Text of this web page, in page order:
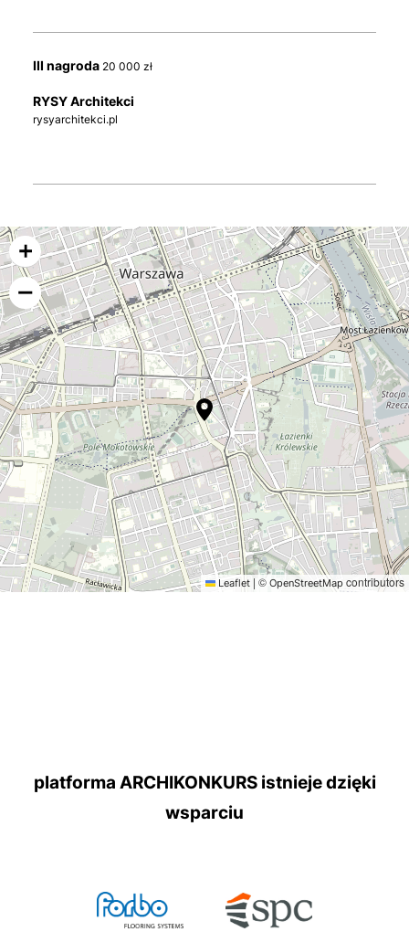
Leaflet | © OpenStreetMap contributors
III nagroda 20 000 zł
RYSY Architekci
rysyarchitekci.pl
platforma ARCHIKONKURS istnieje dzięki
wsparciu